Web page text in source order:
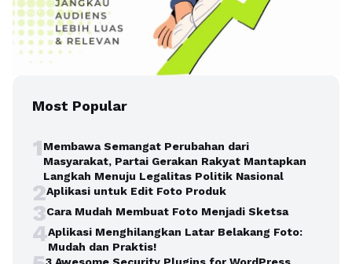
Most Popular
1Membawa Semangat Perubahan dari
Masyarakat, Partai Gerakan Rakyat Mantapkan
Langkah Menuju Legalitas Politik Nasional
2Aplikasi untuk Edit Foto Produk
3Cara Mudah Membuat Foto Menjadi Sketsa
4Aplikasi Menghilangkan Latar Belakang Foto:
Mudah dan Praktis!